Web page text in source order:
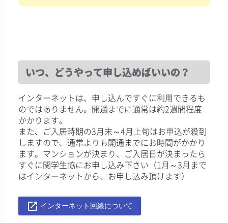
いつ、どうやって申し込めばいいの？
インターネットは、申し込んですぐに利用できるも
のではありません。開通までに通常は約2週間程度
かかります。
また、ご入居時期の3月末～4月上旬はお申込が殺到
しますので、通常よりも開通までにお時間がかかり
ます。マンションが決まり、ご入居日が決まったら
すぐに関学生協にお申し込み下さい（1月～3月まで
はインターネットから、お申し込み頂けます）
launch インターネット回線について